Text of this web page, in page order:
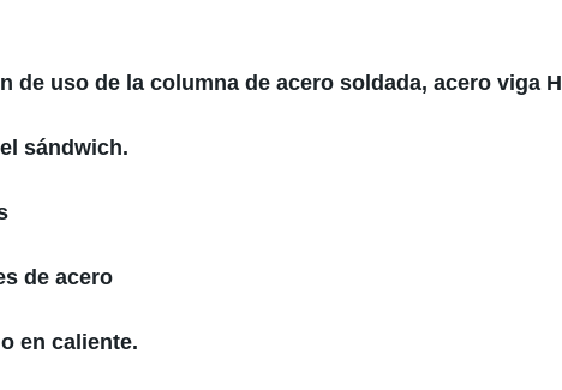
uso de la columna de acero soldada, acero viga H
sándwich.
de acero
en caliente.